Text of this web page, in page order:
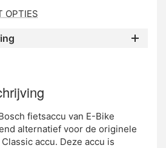
OPTIES
fietsaccu van E-Bike
alternatief voor de originele
accu. Deze accu is